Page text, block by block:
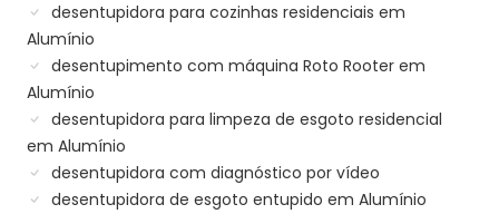
desentupidora para cozinhas residenciais em
Alumínio
desentupimento com máquina Roto Rooter em
Alumínio
desentupidora para limpeza de esgoto residencial
em Alumínio
desentupidora com diagnóstico por vídeo
desentupidora de esgoto entupido em Alumínio